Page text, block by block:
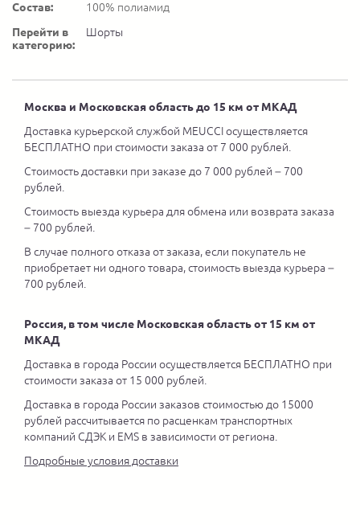
Состав:
100% полиамид
Перейти в
категорию:
Шорты
Москва и Московская область до 15 км от МКАД
Доставка курьерской службой MEUCCI осуществляется
БЕСПЛАТНО при стоимости заказа от 7 000 рублей.
Стоимость доставки при заказе до 7 000 рублей – 700
рублей.
Стоимость выезда курьера для обмена или возврата заказа
– 700 рублей.
В случае полного отказа от заказа, если покупатель не
приобретает ни одного товара, стоимость выезда курьера –
700 рублей.
Россия, в том числе Московская область от 15 км от
МКАД
Доставка в города России осуществляется БЕСПЛАТНО при
стоимости заказа от 15 000 рублей.
Доставка в города России заказов стоимостью до 15000
рублей рассчитывается по расценкам транспортных
компаний СДЭК и EMS в зависимости от региона.
Подробные условия доставки